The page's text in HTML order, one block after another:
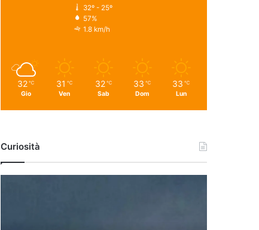
32º - 25º
57%
1.8 km/h
32 ℃
Gio
31 ℃
Ven
32 ℃
Sab
33 ℃
Dom
33 ℃
Lun
Curiosità